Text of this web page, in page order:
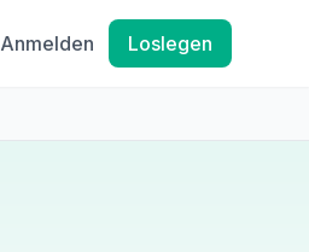
Anmelden Loslegen